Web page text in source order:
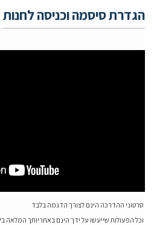
הגדרת סיסמה וכניסה לחנות
סרטוני ההדרכה הינם לצורך הדגמה בלבד
וכל הפעולות שייעשו על ידך הינם באחריותך המלאה